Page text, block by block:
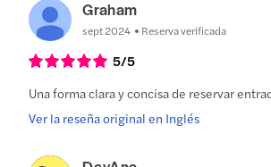
Graham
sept 2024 Reserva verificada
5/5
Una forma clara y concisa de reservar
Ver la reseña original en Inglés